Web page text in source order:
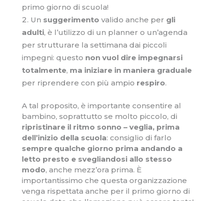
primo giorno di scuola!
Un suggerimento valido anche per gli
adulti, è l’utilizzo di un planner o un’agenda
per strutturare la settimana dai piccoli
impegni: questo non vuol dire impegnarsi
totalmente, ma iniziare in maniera graduale
per riprendere con più ampio respiro.
A tal proposito, è importante consentire al
bambino, soprattutto se molto piccolo, di
ripristinare il ritmo sonno – veglia, prima
dell’inizio della scuola: consiglio di farlo
sempre qualche giorno prima andando a
letto presto e svegliandosi allo stesso
modo, anche mezz’ora prima. È
importantissimo che questa organizzazione
venga rispettata anche per il primo giorno di